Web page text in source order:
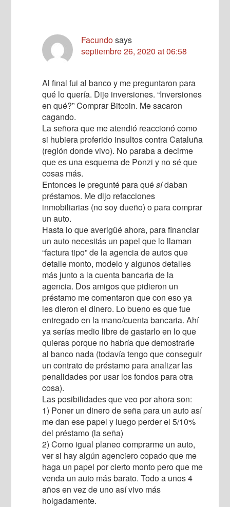
Facundosays
septiembre 26, 2020 at 06:58
Al final fui al banco y me preguntaron para
qué lo quería. Dije inversiones. “Inversiones
en qué?” Comprar Bitcoin. Me sacaron
cagando.
La señora que me atendió reaccionó como
si hubiera proferido insultos contra Cataluña
(región donde vivo). No paraba a decirme
que es una esquema de Ponzi y no sé que
cosas más.
Entonces le pregunté para quésídaban
préstamos. Me dijo refacciones
inmobiliarias (no soy dueño) o para comprar
un auto.
Hasta lo que averigüé ahora, para financiar
un auto necesitás un papel que lo llaman
“factura tipo” de la agencia de autos que
detalle monto, modelo y algunos detalles
más junto a la cuenta bancaria de la
agencia. Dos amigos que pidieron un
préstamo me comentaron que con eso ya
les dieron el dinero. Lo bueno es que fue
entregado en la mano/cuenta bancaria. Ahí
ya serías medio libre de gastarlo en lo que
quieras porque no habría que demostrarle
al banco nada (todavía tengo que conseguir
un contrato de préstamo para analizar las
penalidades por usar los fondos para otra
cosa).
Las posibilidades que veo por ahora son:
1) Poner un dinero de seña para un auto así
me dan ese papel y luego perder el 5/10%
del préstamo (la seña)
2) Como igual planeo comprarme un auto,
ver si hay algún agenciero copado que me
haga un papel por cierto monto pero que me
venda un auto más barato. Todo a unos 4
años en vez de uno así vivo más
holgadamente.